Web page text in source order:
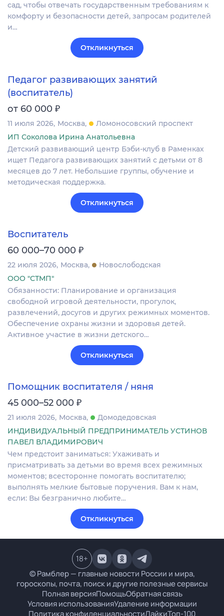
сад, чтобы отвечать государственным требованиям к
комфорту и безопасности детей, запросам родителей
и…
Откликнуться
Педагог развивающих занятий
(воспитатель)
от 60 000 ₽
11 июля 2026 Москва
Ломоносовский проспект
ИП Соколова Ирина Анатольевна
Детский развивающий центр Бэби-клуб в Раменках
ищет Педагога развивающих занятий с детьми от 8
месяцев до 7 лет. Небольшие группы, обучение и
методическая поддержка.
Откликнуться
Воспитатель
60 000–70 000 ₽
22 июля 2026 Москва
Новослободская
ООО "СТМП"
Обязанности: Планирование и организация
свободной игровой деятельности, прогулок,
развлечений, досугов и других режимных моментов.
Обеспечение охраны жизни и здоровья детей.
Активное участие в жизни детского…
Откликнуться
Помощник воспитателя / няня
45 000–52 000 ₽
21 июля 2026 Москва
Домодедовская
ИНДИВИДУАЛЬНЫЙ ПРЕДПРИНИМАТЕЛЬ УСТИНОВ
ПАВЕЛ ВЛАДИМИРОВИЧ
Чем предстоит заниматься: Ухаживать и
присматривать за детьми во время всех режимных
моментов; всесторонне помогать воспитателю;
выполнять мелкие бытовые поручения. Вам к нам,
если: Вы безгранично любите…
Откликнуться
© Рамблер — главные новости России и мира,
гороскопы, почта, поиск и другие полезные сервисы
Полная версияПомощьОбратная связь
Условия использованияУдаление информации
18+